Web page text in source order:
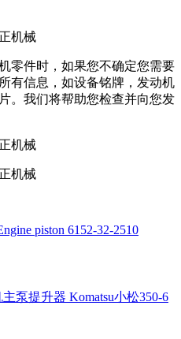
零件时，如果您不确定您需要
有信息，如设备铭牌，发动机
。我们将帮助您检查并向您发
piston 6152-32-2510